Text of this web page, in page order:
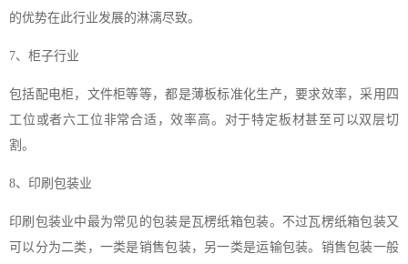
的优势在此行业发展的淋漓尽致。
7、柜子行业
包括配电柜，文件柜等等，都是薄板标准化生产，要求效率，采用四
工位或者六工位非常合适，效率高。对于特定板材甚至可以双层切
割。
8、印刷包装业
印刷包装业中最为常见的包装是瓦楞纸箱包装。不过瓦楞纸箱包装又
可以分为二类，一类是销售包装，另一类是运输包装。销售包装一般